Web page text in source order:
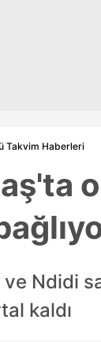
Takvim Haberleri
Ndidi
kaldı